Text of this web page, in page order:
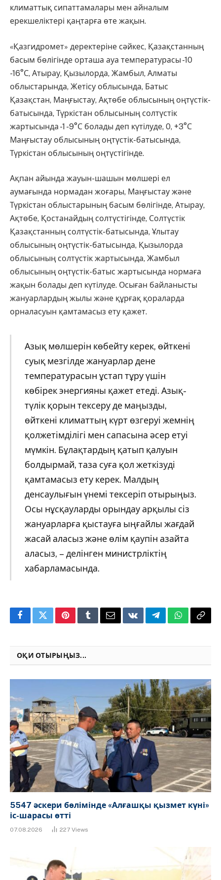
климаттық сипаттамалары мен айналым
ерекшеліктері қаңтарға өте жақын.
«Қазгидромет» деректеріне сәйкес, Қазақстанның
басым бөлігінде орташа ауа температурасы -10
-16°С, Атырау, Қызылорда, Жамбыл, Алматы
облыстарында, Жетісу облысында, Батыс
Қазақстан, Маңғыстау, Ақтөбе облысының оңтүстік-
батысында, Түркістан облысының солтүстік
жартысында -1 -9°С болады деп күтілуде, 0, +3°С
Маңғыстау облысының оңтүстік-батысында,
Түркістан облысының оңтүстігінде.
Ақпан айында жауын-шашын мөлшері ел
аумағында нормадан жоғары, Маңғыстау және
Түркістан облыстарының басым бөлігінде, Атырау,
Ақтөбе, Қостанайдың солтүстігінде, Солтүстік
Қазақстанның солтүстік-батысында, Ұлытау
облысының оңтүстік-батысында, Қызылорда
облысының солтүстік жартысында, Жамбыл
облысының оңтүстік-батыс жартысында нормаға
жақын болады деп күтілуде. Осыған байланысты
жануарлардың жылы және құрғақ қораларда
орналасуын қамтамасыз ету қажет.
Азық мөлшерін көбейту керек, өйткені
суық мезгілде жануарлар дене
температурасын ұстап тұру үшін
көбірек энергияны қажет етеді. Азық-
түлік қорын тексеру де маңызды,
өйткені климаттың күрт өзгеруі жемнің
қолжетімділігі мен сапасына әсер етуі
мүмкін. Бұлақтардың қатып қалуын
болдырмай, таза суға қол жеткізуді
қамтамасыз ету керек. Малдың
денсаулығын үнемі тексеріп отырыңыз.
Осы нұсқауларды орындау арқылы сіз
жануарларға қыстауға ыңғайлы жағдай
жасай аласыз және өлім қаупін азайта
аласыз, – делінген министрліктің
хабарламасында.
FacebookTwitterPinterestTumblrEmailVKontakteTelegramWhatsApp
Copy
ОҚИ ОТЫРЫҢЫЗ...
5547 әскери бөлімінде «Алғашқы қызмет күні»
іс-шарасы өтті
07.08.2026 227 Views